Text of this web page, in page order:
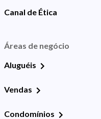
Canal de Ética
Áreas de negócio
Aluguéis
Vendas
Condomínios